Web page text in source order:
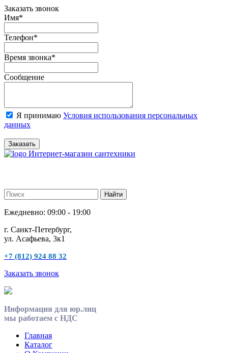
Заказать звонок
Имя*
Телефон*
Время звонка*
Сообщение
Я принимаю Условия использования персональных
данных
Заказать
Интернет-магазин сантехники
Ежедневно: 09:00 - 19:00
г. Санкт-Петербург,
ул. Асафьева, 3к1
+7 (812) 924 88 32
Заказать звонок
Информация для юр.лиц
мы работаем с НДС
Главная
Каталог